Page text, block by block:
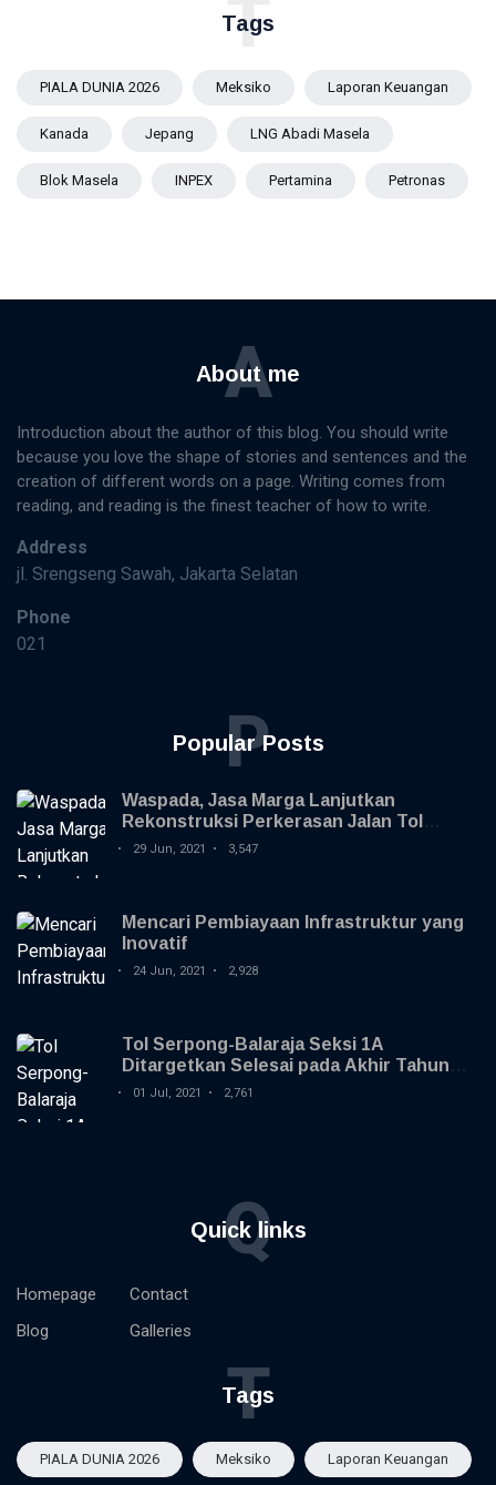
Tags
T
PIALA DUNIA 2026 Meksiko Laporan Keuangan
Kanada Jepang LNG Abadi Masela
Blok Masela INPEX Pertamina Petronas
About me
A
Introduction about the author of this blog. You should write
because you love the shape of stories and sentences and the
creation of different words on a page. Writing comes from
reading, and reading is the finest teacher of how to write.
Address
jl. Srengseng Sawah, Jakarta Selatan
Phone
021
Popular Posts
P
Waspada, Jasa Marga Lanjutkan
Rekonstruksi Perkerasan Jalan Tol
Jagorawi
29 Jun, 2021 3,547
Mencari Pembiayaan Infrastruktur yang
Inovatif
24 Jun, 2021 2,928
Tol Serpong-Balaraja Seksi 1A
Ditargetkan Selesai pada Akhir Tahun
2021
01 Jul, 2021 2,761
Quick links
Q
Homepage
Blog
Contact
Galleries
Tags
T
PIALA DUNIA 2026 Meksiko Laporan Keuangan